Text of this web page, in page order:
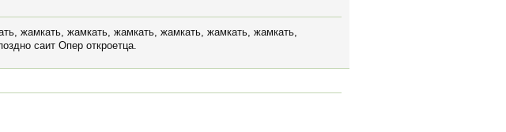
жамкать, жамкать, жамкать, жамкать, жамкать, жамкать,
саит Опер откроетца.